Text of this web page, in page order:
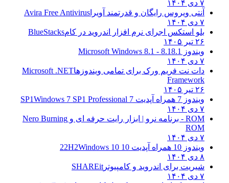
۷ دی ۱۴۰۴
آنتی ویروس رایگان و قدرتمند آویرا Avira Free Antivirus
۷ دی ۱۴۰۴
بلو استکس اجرای نرم افزار اندروید در کامBlueStacks
۲۶ تیر ۱۴۰۵
ویندوز 8.1
8.1 - Microsoft Windows 8.1
۷ دی ۱۴۰۴
دات نت فریم ورک برای تمامی ویندوزهاMicrosoft .NET
Framework
۲۶ تیر ۱۴۰۵
ویندوز 7 همراه آپدیت 7 SP1
Windows 7 SP1 Professional
۷ دی ۱۴۰۴
ROM - برنامه نرو | ابزار رایت حرفه ای و
Nero Burning
ROM
۷ دی ۱۴۰۴
ویندوز 10 همراه آپدیت 10 22H2
Windows 10
۸ دی ۱۴۰۴
شیریت برای اندروید و کامپیوتر SHAREit
۷ دی ۱۴۰۴